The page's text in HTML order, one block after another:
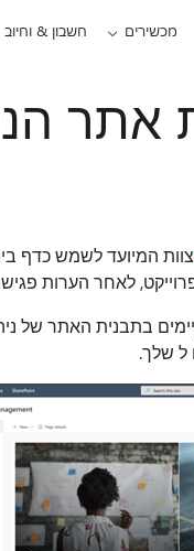
מכשירים חשבון & וחיוב
צוות המיועד לשמש כדף
לאחר הערות
ל שלך.